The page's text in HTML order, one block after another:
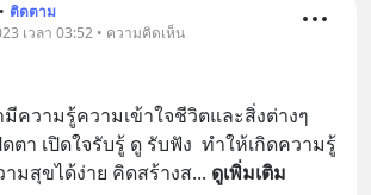
• ติดตาม
เวลา 03:52 • ความคิดเห็น
ตา เปิดใจรับรู้ ดู รับฟัง  ทำให้เกิดความรู้
มสุขได้ง่าย คิดสร้างส... ดูเพิ่มเติม